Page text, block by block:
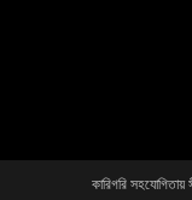
কারিগরি